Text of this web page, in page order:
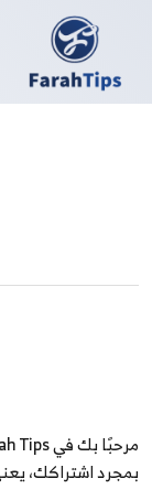
مرحبًا بك في Farah Tips!
بمجرد اشتراكك،